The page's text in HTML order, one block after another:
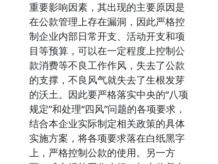
重要影响因素，其出现的主要原因是
在公款管理上存在漏洞，因此严格控
制企业内部日常开支、活动开支和项
目等预算，可以在一定程度上控制公
款消费等不良工作作风，失去了公款
的支撑，不良风气就失去了生根发芽
的沃土。因此要严格落实中央的“八项
规定”和处理“四风”问题的各项要求，
结合本企业实际制定相关政策的具体
实施方案，将各项要求落在白纸黑字
上，严格控制公款的使用。另一方